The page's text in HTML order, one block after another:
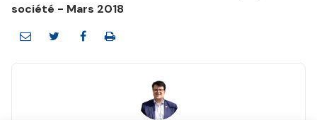
société - Mars 2018